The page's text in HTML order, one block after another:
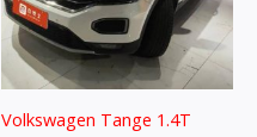
Volkswagen Tange 1.4T